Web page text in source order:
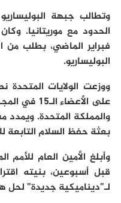
وتطالب جبهة
الحدود مع موريتانيا.
فبراير الماضي، بطلب من
البوليساريو.
ووزعت الولايات المتحدة
على
والمملكة المتحدة. ويمدد
بعثة حفظ السلام التابعة
وأبلغ الأمين العام
قبل أسبوعين، بنيته
لـ”ديناميكية جديدة” لحل